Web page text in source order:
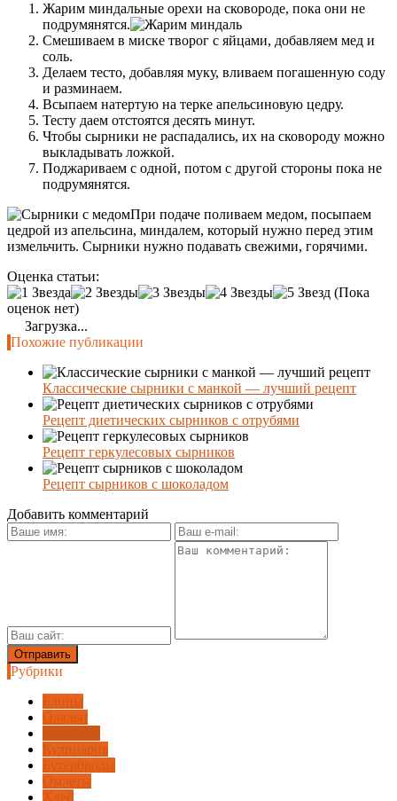
Жарим миндальные орехи на сковороде, пока они не
подрумянятся.
Смешиваем в миске творог с яйцами, добавляем мед и
соль.
Делаем тесто, добавляя муку, вливаем погашенную соду
и разминаем.
Всыпаем натертую на терке апельсиновую цедру.
Тесту даем отстоятся десять минут.
Чтобы сырники не распадались, их на сковороду можно
выкладывать ложкой.
Поджариваем с одной, потом с другой стороны пока не
подрумянятся.
При подаче поливаем медом, посыпаем
цедрой из апельсина, миндалем, который нужно перед этим
измельчить. Сырники нужно подавать свежими, горячими.
Оценка статьи:
(Пока
оценок нет)
Загрузка...
Похожие публикации
Классические сырники с манкой — лучший рецепт
Рецепт диетических сырников с отрубями
Рецепт геркулесовых сырников
Рецепт сырников с шоколадом
Добавить комментарий
Рубрики
Блины
Оладьи
Кулинария
Бутерброды
Омлеты
Хлеб